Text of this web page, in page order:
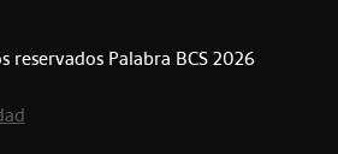
reservados Palabra BCS 2026